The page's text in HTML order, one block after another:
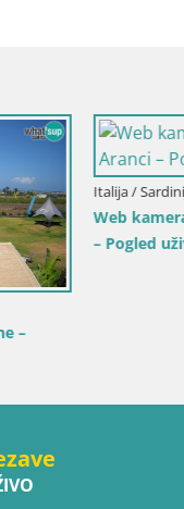
Aranci
Golfo Aranci